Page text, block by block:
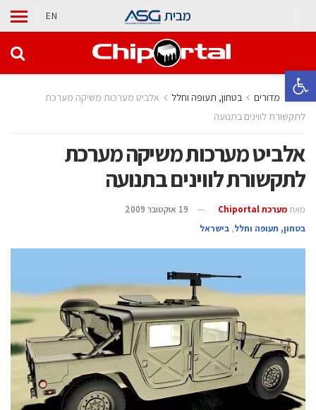
פתח סרגל נגישות
מבית EN
בית מדורים בטחון, תעופה וחלל
אלביט מערכות משיקה מערכת
לתקשורת לווינים בתנועה
אלביט מערכות משיקה מערכת
לתקשורת לווינים בתנועה
מאת מערכת Chiportal
19 אוקטובר 2009
בטחון, תעופה וחלל, בישראל